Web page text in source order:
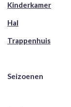
Kinderkamer
Hal
Trappenhuis
Seizoenen